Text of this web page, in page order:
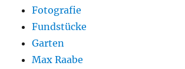
Fotografie
Fundstücke
Garten
Max Raabe